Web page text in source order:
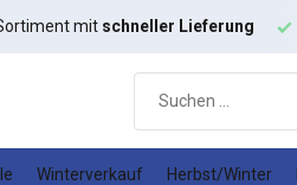
HochwertigeModestoffe Gutes
Winterverkauf Herbst/Winter